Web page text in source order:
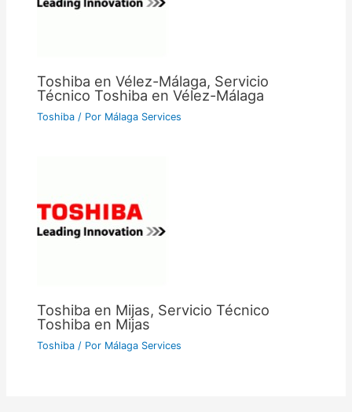
Toshiba en Vélez-Málaga, Servicio
Técnico Toshiba en Vélez-Málaga
Toshiba / Por Málaga Services
Toshiba en Mijas, Servicio Técnico
Toshiba en Mijas
Toshiba / Por Málaga Services